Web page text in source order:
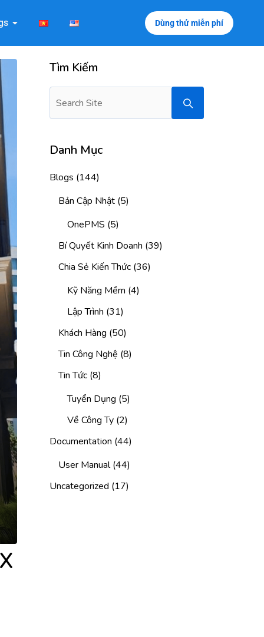
Dùng thử miễn phí
Tìm Kiếm
Danh Mục
Blogs (144)
Bản Cập Nhật(5)
OnePMS (5)
Bí Quyết Kinh Doanh (39)
Chia Sẻ Kiến Thức(36)
Kỹ Năng Mềm (4)
Lập Trình (31)
Khách Hàng (50)
Tin Công Nghệ (8)
Tin Tức(8)
Tuyển Dụng (5)
Về Công Ty(2)
Documentation (44)
User Manual(44)
Uncategorized (17)